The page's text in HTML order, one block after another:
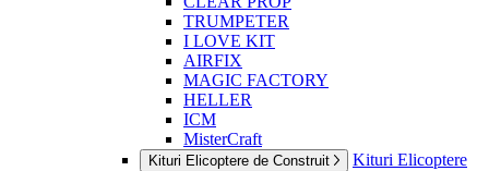
TRUMPETER
I LOVE KIT
AIRFIX
MAGIC FACTORY
HELLER
ICM
MisterCraft
Kituri Elicoptere de Construit
Kituri Elicoptere